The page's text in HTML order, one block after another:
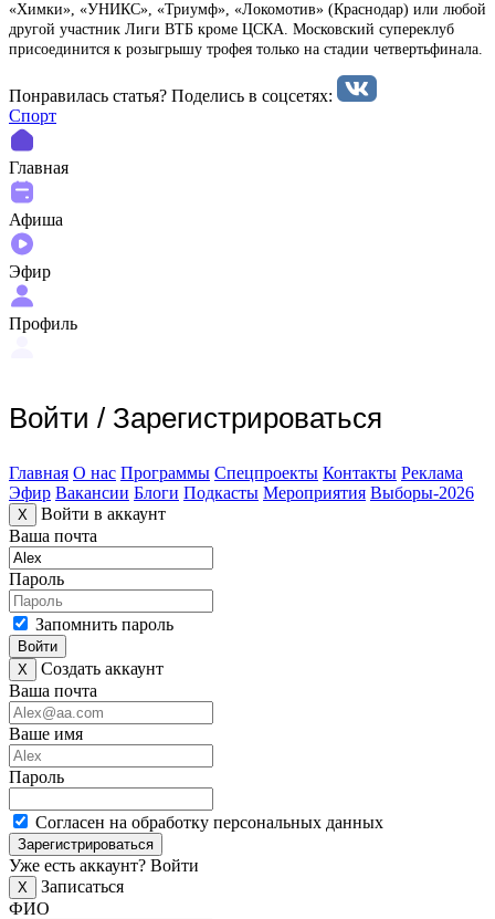
«Химки», «УНИКС», «Триумф», «Локомотив» (Краснодар) или любой
другой участник Лиги ВТБ кроме ЦСКА. Московский супереклуб
присоединится к розыгрышу трофея только на стадии четвертьфинала.
Понравилась статья? Поделиcь в соцсетях:
Спорт
Главная
Афиша
Эфир
Профиль
Войти / Зарегистрироваться
Главная О нас Программы Спецпроекты Контакты Реклама
Эфир Вакансии Блоги Подкасты Мероприятия Выборы-2026
X
Войти в аккаунт
Ваша почта
Пароль
Запомнить пароль
Войти
X
Создать аккаунт
Ваша почта
Ваше имя
Пароль
Согласен на обработку персональных данных
Зарегистрироваться
Уже есть аккаунт? Войти
X
Записаться
ФИО